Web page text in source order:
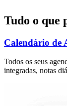
Tudo o que
Calendário de
Todos os seus
integradas, notas